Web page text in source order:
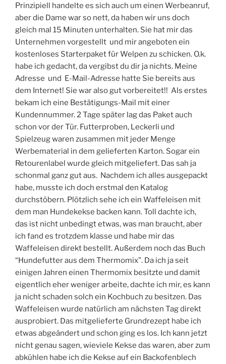
Prinzipiell handelte es sich auch um einen Werbeanruf,
aber die Dame war so nett, da haben wir uns doch
gleich mal 15 Minuten unterhalten. Sie hat mir das
Unternehmen vorgestellt und mir angeboten ein
kostenloses Starterpaket für Welpen zu schicken. O.k.
habe ich gedacht, da vergibst du dir ja nichts. Meine
Adresse und E-Mail-Adresse hatte Sie bereits aus
dem Internet! Sie war also gut vorbereitet!! Als erstes
bekam ich eine Bestätigungs-Mail mit einer
Kundennummer. 2 Tage später lag das Paket auch
schon vor der Tür. Futterproben, Leckerli und
Spielzeug waren zusammen mit jeder Menge
Werbematerial in dem gelieferten Karton. Sogar ein
Retourenlabel wurde gleich mitgeliefert. Das sah ja
schonmal ganz gut aus. Nachdem ich alles ausgepackt
habe, musste ich doch erstmal den Katalog
durchstöbern. Plötzlich sehe ich ein Waffeleisen mit
dem man Hundekekse backen kann. Toll dachte ich,
das ist nicht unbedingt etwas, was man braucht, aber
ich fand es trotzdem klasse und habe mir das
Waffeleisen direkt bestellt. Außerdem noch das Buch
“Hundefutter aus dem Thermomix”. Da ich ja seit
einigen Jahren einen Thermomix besitzte und damit
eigentlich eher weniger arbeite, dachte ich mir, es kann
ja nicht schaden solch ein Kochbuch zu besitzen. Das
Waffeleisen wurde natürlich am nächsten Tag direkt
ausprobiert. Das mitgelieferte Grundrezept habe ich
etwas abgeändert und schon ging es los. Ich kann jetzt
nicht genau sagen, wieviele Kekse das waren, aber zum
abkühlen habe ich die Kekse auf ein Backofenblech